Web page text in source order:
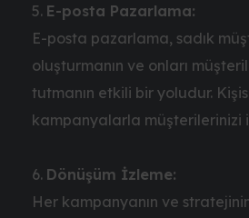
E-posta Pazarlama:
E-posta pazarlama, sadık
oluşturmanın ve onları
tutmanın etkili bir yoludur.
kampanyalarla müşterilerinizi
Dönüşüm İzleme:
Her kampanyanın ve stratejinin